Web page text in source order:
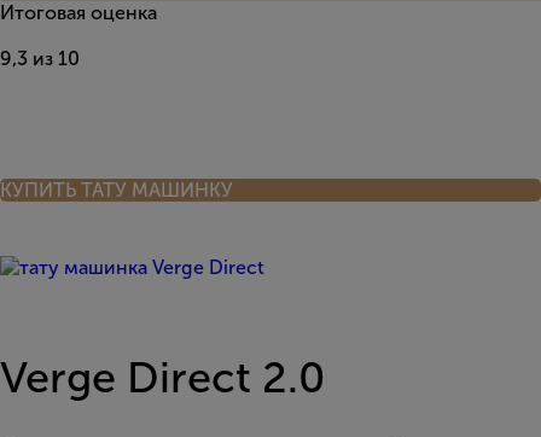
Итоговая оценка
9,3 из 10
КУПИТЬ ТАТУ МАШИНКУ
Verge Direct 2.0